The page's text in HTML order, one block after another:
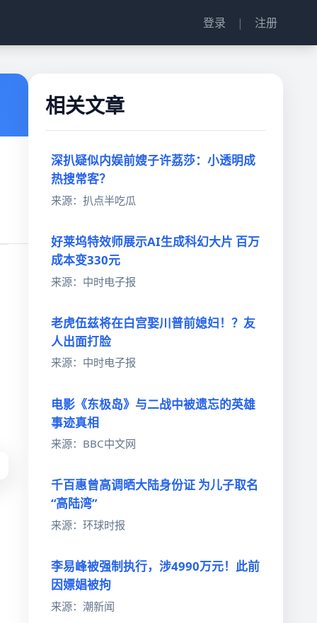
登录 | 注册
相关文章
深扒疑似内娱前嫂子许荔莎：小透明成
热搜常客？
来源：扒点半吃瓜
好莱坞特效师展示AI生成科幻大片 百万
成本变330元
来源：中时电子报
老虎伍兹将在白宫娶川普前媳妇！？友
人出面打脸
来源：中时电子报
电影《东极岛》与二战中被遗忘的英雄
事迹真相
来源：BBC中文网
千百惠曾高调晒大陆身份证 为儿子取名
“高陆湾”
来源：环球时报
李易峰被强制执行，涉4990万元！此前
因嫖娼被拘
来源：潮新闻